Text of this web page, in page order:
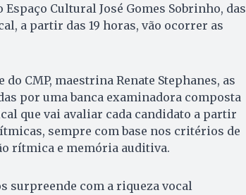
Espaço Cultural José Gomes Sobrinho, das
a partir das 19 horas, vão ocorrer as
CMP, maestrina Renate Stephanes, as
por uma banca examinadora composta
que vai avaliar cada candidato a partir
sempre com base nos critérios de
rítmica e memória auditiva.
surpreende com a riqueza vocal